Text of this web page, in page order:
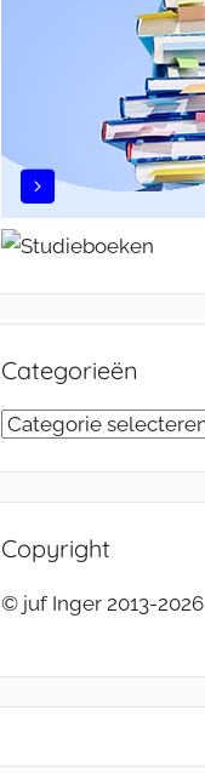
Categorieën
Categorieën
Copyright
© juf Inger 2013-2026